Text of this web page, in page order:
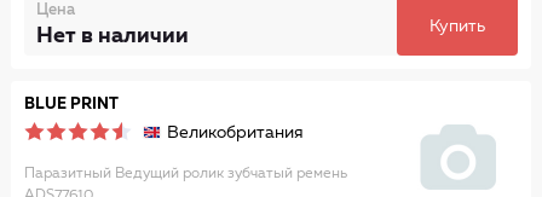
Цена
Нет в наличии Купить
BLUE PRINT
Великобритания
Паразитный Ведущий ролик зубчатый ремень